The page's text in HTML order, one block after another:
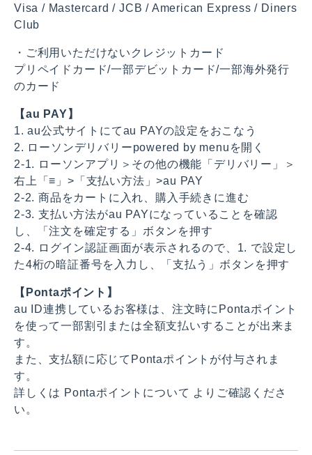
Visa / Mastercard / JCB / American Express / Diners
Club
・ご利用いただけないクレジットカード
プリペイドカード/一部デビットカード/一部海外発行
のカード
【au PAY】
1. au公式サイトにてau PAYの設定をおこなう
2. ローソンデリバリーpowered by menuを開く
2-1. ローソンアプリ＞その他の機能「デリバリー」＞
右上「≡」>「支払い方法」>au PAY
2-2. 商品をカートに入れ、購入手続きに進む
2-3. 支払い方法がau PAYになっていることを確認
し、「注文を確定する」ボタンを押す
2-4. ログイン認証画面が表示されるので、1. で設定し
た4桁の暗証番号を入力し、「支払う」ボタンを押す
【Pontaポイント】
au ID連携しているお客様は、注文時にPontaポイント
を使って一部割引または全額支払いすることが出来ま
す。
また、支払額に応じてPontaポイントが付与されま
す。
詳しくは Pontaポイントについて よりご確認くださ
い。